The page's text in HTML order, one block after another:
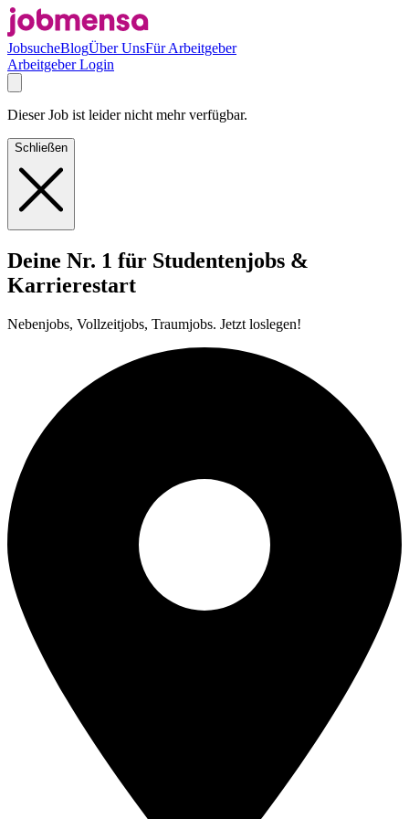
JobsucheBlogÜber UnsFür Arbeitgeber
Arbeitgeber Login
Dieser Job ist leider nicht mehr verfügbar.
Schließen
Deine Nr. 1 für Studentenjobs &
Karrierestart
Nebenjobs, Vollzeitjobs, Traumjobs. Jetzt loslegen!